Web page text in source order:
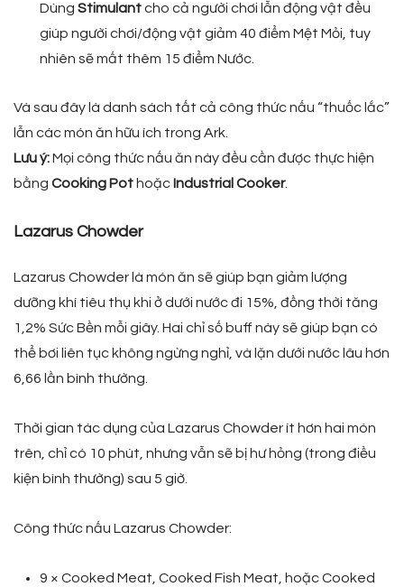
Dùng Stimulantcho cả người chơi lẫn động vật đều
giúp người chơi/động vật giảm 40 điểm Mệt Mỏi, tuy
nhiên sẽ mất thêm 15 điểm Nước.
Và sau đây là danh sách tất cả công thức nấu “thuốc lắc”
lẫn các món ăn hữu ích trong Ark.
Lưu ý:Mọi công thức nấu ăn này đều cần được thực hiện
bằng Cooking Pot hoặc Industrial Cooker.
Lazarus Chowder
Lazarus Chowder là món ăn sẽ giúp bạn giảm lượng
dưỡng khí tiêu thụ khi ở dưới nước đi 15%, đồng thời tăng
1,2% Sức Bền mỗi giây. Hai chỉ số buff này sẽ giúp bạn có
thể bơi liên tục không ngừng nghỉ, và lặn dưới nước lâu hơn
6,66 lần bình thường.
Thời gian tác dụng của Lazarus Chowder ít hơn hai món
trên, chỉ có 10 phút, nhưng vẫn sẽ bị hư hỏng (trong điều
kiện bình thường) sau 5 giờ.
Công thức nấu Lazarus Chowder:
9 × Cooked Meat, Cooked Fish Meat, hoặc Cooked